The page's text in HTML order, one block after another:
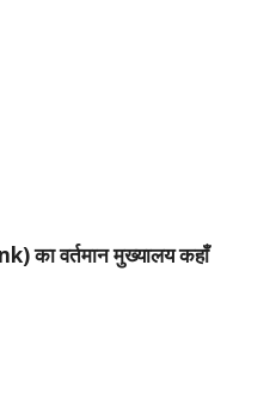
का वर्तमान मुख्यालय कहाँ